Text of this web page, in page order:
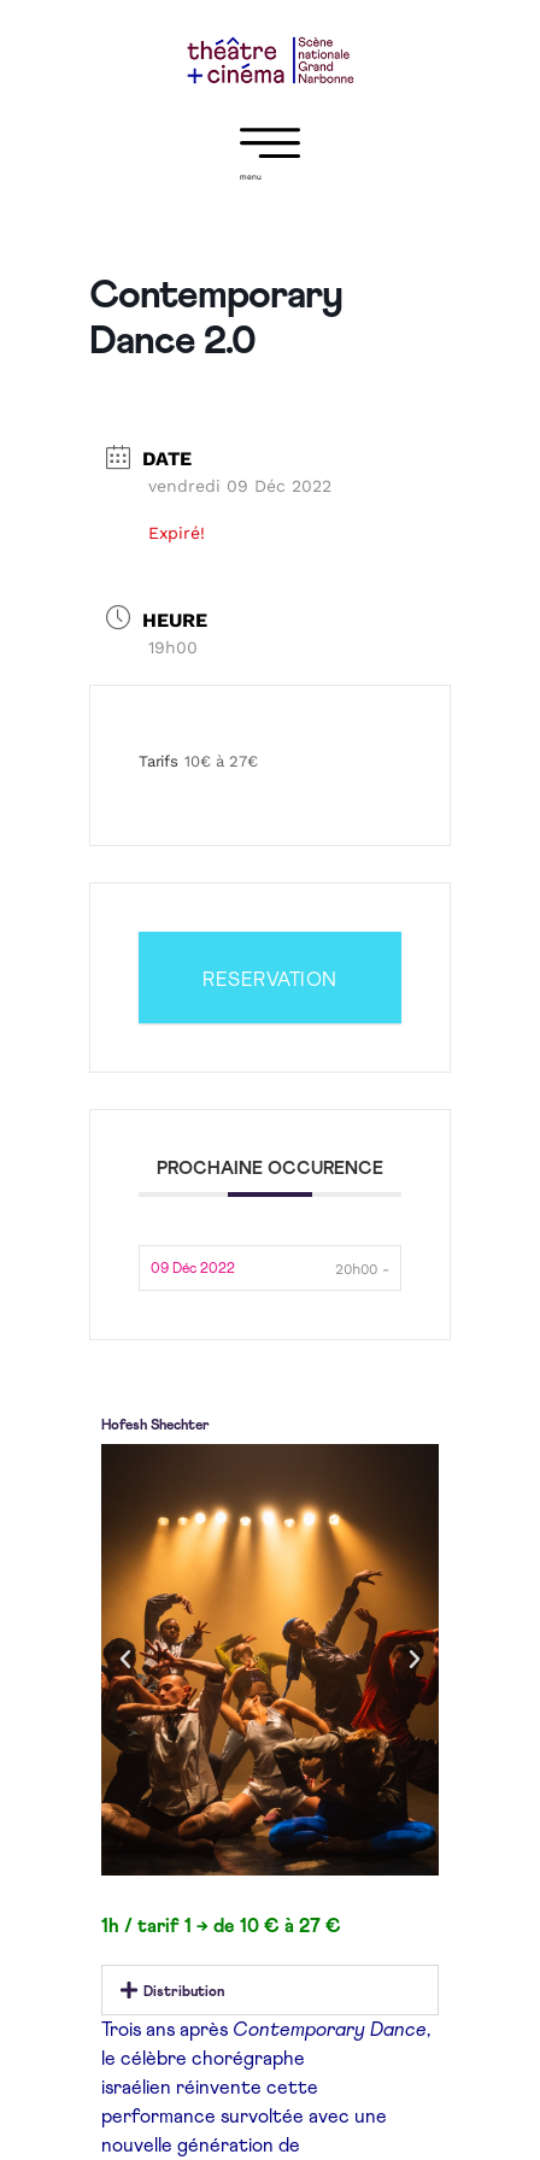
menu
Contemporary
Dance 2.0
DATE
vendredi 09 Déc 2022
Expiré!
HEURE
19h00
Tarifs 10€ à 27€
RESERVATION
PROCHAINE OCCURENCE
09 Déc 2022 20h00 -
Hofesh Shechter
1h / tarif 1 → de 10 € à 27 €
Distribution
Trois ans après Contemporary Dance,
le célèbre chorégraphe
israélien réinvente cette
performance survoltée avec une
nouvelle génération de